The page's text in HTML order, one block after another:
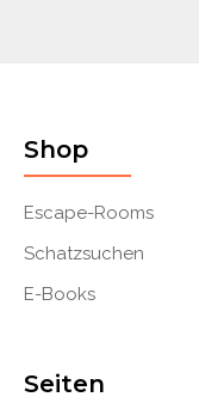
Shop
Escape-Rooms
Schatzsuchen
E-Books
Seiten